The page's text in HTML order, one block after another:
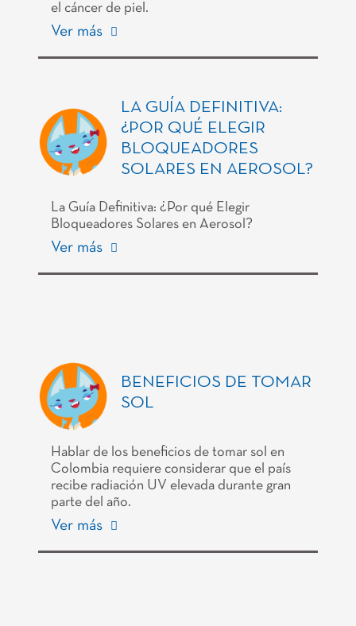
el cáncer de piel.
Ver más
LA GUÍA DEFINITIVA:
¿POR QUÉ ELEGIR
BLOQUEADORES
SOLARES EN AEROSOL?
La Guía Definitiva: ¿Por qué Elegir
Bloqueadores Solares en Aerosol?
Ver más
BENEFICIOS DE TOMAR
SOL
Hablar de los beneficios de tomar sol en
Colombia requiere considerar que el país
recibe radiación UV elevada durante gran
parte del año.
Ver más